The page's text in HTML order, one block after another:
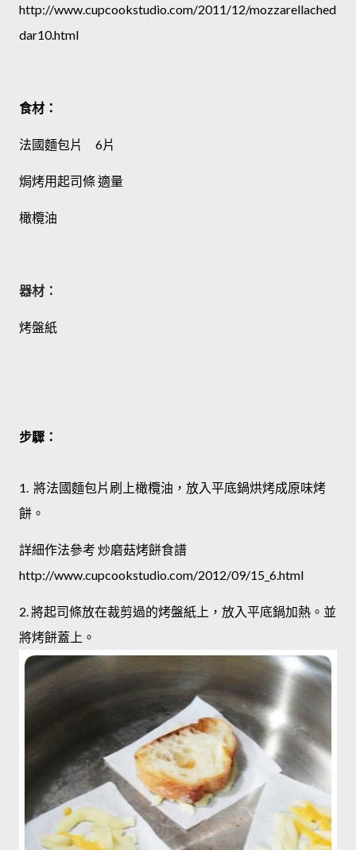
http://www.cupcookstudio.com/2011/12/mozzarellached
dar10.html
食材：
法國麵包片 6片
焗烤用起司條 適量
橄欖油
器材：
烤盤紙
步驟：
1. 將法國麵包片刷上橄欖油，放入平底鍋烘烤成原味烤
餅。
詳細作法參考 炒磨菇烤餅食譜
http://www.cupcookstudio.com/2012/09/15_6.html
2. 將起司條放在裁剪過的烤盤紙上，放入平底鍋加熱。並
將烤餅蓋上。